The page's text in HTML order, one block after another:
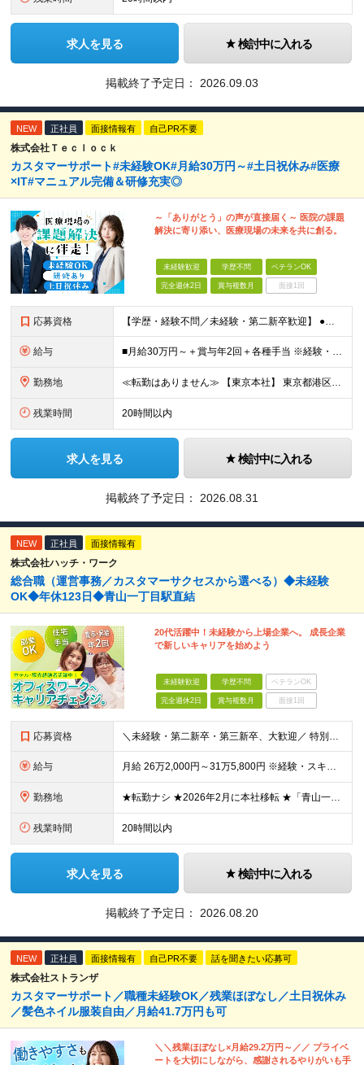
求人を見る 検討中に入れる
掲載終了予定日： 2026.09.03
NEW 正社員 面接情報有 自己PR不要
株式会社Ｔｅｃｌｏｃｋ
カスタマーサポート#未経験OK#月給30万円～#土日祝休み#医療
×IT#マニュアル完備＆研修充実◎
～「ありがとう」の声が直接届く～ 医院の課題
解決に寄り添い、医療現場の未来を共に創る。
未経験歓迎 学歴不問 ベテランOK
完全週休2日 賞与複数月 面接1回
応募資格 【学歴・経験不問／未経験・第二新卒歓迎】 ●基本的なPCスキルをお持ちの方 ●相手の立場に立って考え、困っている人をサポートしたい方 ～こんな方にぴったりです～ ・人と話すことが好きな方 ・相手の立
給与 ■月給30万円～＋賞与年2回＋各種手当 ※経験・スキルに応じて決定します。 ※45時間分の固定残業代（78,000円～）を含みます。超過分は全額支給します。 ※試用期間3～6ヶ月／給与と待遇変更なし
勤務地 ≪転勤はありません≫ 【東京本社】 東京都港区芝1-9-3 芝マツラビル4F (変更の範囲)上記を除く当社関連勤務地
残業時間 20時間以内
求人を見る 検討中に入れる
掲載終了予定日： 2026.08.31
NEW 正社員 面接情報有
株式会社ハッチ・ワーク
総合職（運営事務／カスタマーサクセスから選べる）◆未経験
OK◆年休123日◆青山一丁目駅直結
20代活躍中！未経験から上場企業へ。 成長企業
で新しいキャリアを始めよう
未経験歓迎 学歴不問 ベテランOK
完全週休2日 賞与複数月 面接1回
応募資格 ＼未経験・第二新卒・第三新卒、大歓迎／ 特別なスキルや業界経験は一切問いません。 「新しいことに挑戦したい」「腰を据えて長く働きたい」── そんな気持ちを、私たちは何よりも大切にしています。 中
給与 月給 26万2,000円～31万5,800円 ※経験・スキルを考慮し、当社規定により決定いたします ※上記月給には固定残業代として30時間分（50,100円～61,300円）を含みます。超過分は別途全
勤務地 ★転勤ナシ ★2026年2月に本社移転 ★「青山一丁目駅」直結 ＜本社＞ 東京都港区南青山1-1-1 新青山ビル西館5階
残業時間 20時間以内
求人を見る 検討中に入れる
掲載終了予定日： 2026.08.20
NEW 正社員 面接情報有 自己PR不要 話を聞きたい応募可
株式会社ストランザ
カスタマーサポート／職種未経験OK／残業ほぼなし／土日祝休み
／髪色ネイル服装自由／月給41.7万円も可
＼＼残業ほぼなし×月給29.2万円～／／ プライベ
ートを大切にしながら、感謝されるやりがいも手